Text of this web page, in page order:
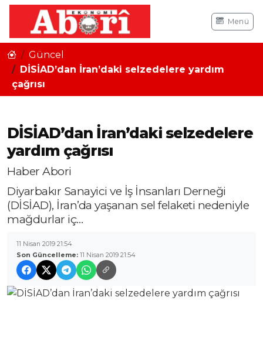
Menü
Güncel
DİSİAD’dan İran’daki selzedelere yardım
çağrısı
DİSİAD’dan İran’daki selzedelere
yardım çağrısı
Haber Abori
Diyarbakır Sanayici ve İş İnsanları Derneği
(DİSİAD), İran’da yaşanan sel felaketi nedeniyle
mağdurlar iç…
11 Nisan 2019 21:54
Son Güncelleme: 11 Nisan 2019 21:54